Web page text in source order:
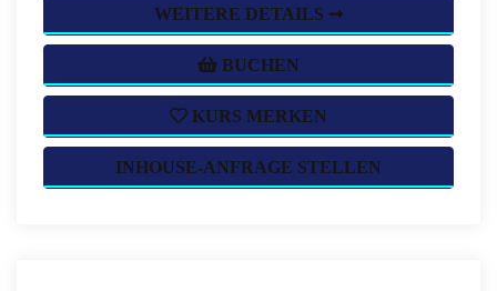
WEITERE DETAILS ➞
BUCHEN
KURS MERKEN
INHOUSE-ANFRAGE STELLEN